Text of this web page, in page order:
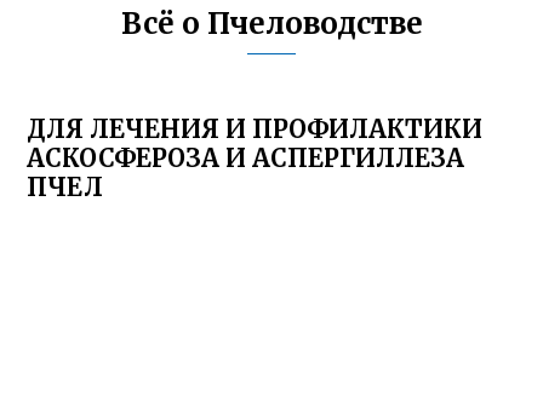
Всё о Пчеловодстве
ДЛЯ ЛЕЧЕНИЯ И ПРОФИЛАКТИКИ
АСКОСФЕРОЗА И АСПЕРГИЛЛЕЗА
ПЧЕЛ